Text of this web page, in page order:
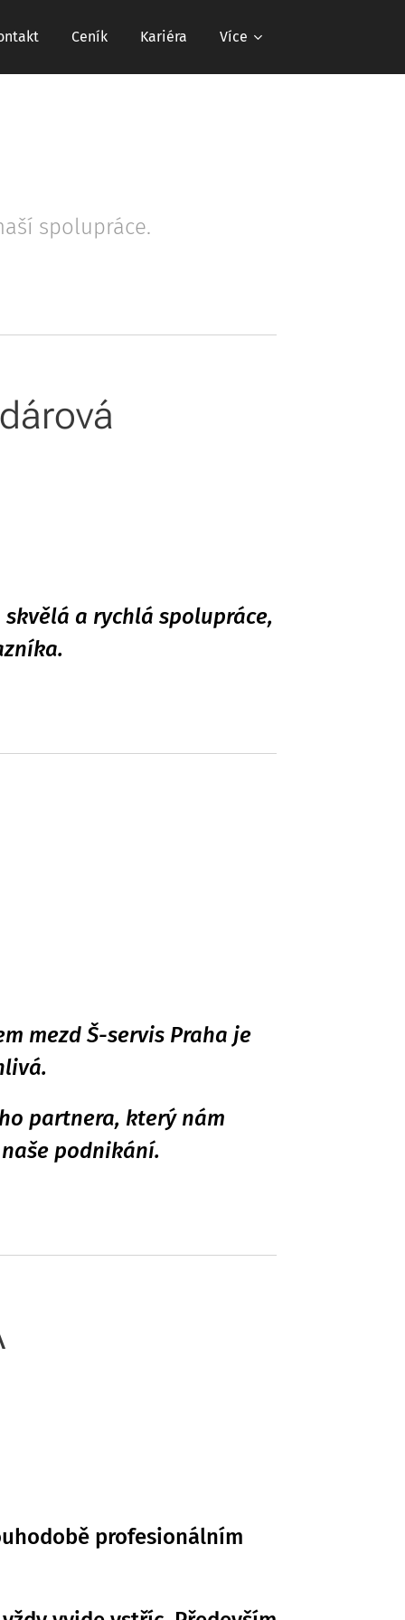
Ceník Kariéra Více
spolupráce.
a rychlá spolupráce,
mezd Š-servis Praha je
partnera, který nám
podnikání.
profesionálním